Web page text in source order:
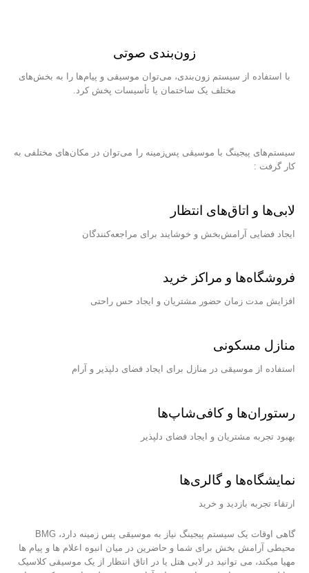
زون‌بندی صوتی
با استفاده از سیستم زون‌بندی، می‌توان موسیقی و پیام‌ها را به بخش‌های
مختلف یک ساختمان یا تأسیسات پخش کرد.
سیستم‌های پیجینگ با موسیقی پس‌زمینه را می‌توان در مکان‌های مختلفی به
کار گرفت :
لابی‌ها و اتاق‌های انتظار
ایجاد فضایی آرامش‌بخش و خوشایند برای مراجعه‌کنندگان
فروشگاه‌ها و مراکز خرید
افزایش مدت زمان حضور مشتریان و ایجاد حس راحتی
منازل مسکونی
استفاده از موسیقی در منازل برای ایجاد فضای دلپذیر و آرام
رستوران‌ها و کافی‌شاپ‌ها
بهبود تجربه مشتریان و ایجاد فضای دلپذیر
نمایشگاه‌ها و گالری‌ها
ارتقاء تجربه بازدید و خرید
گاهی اوقات یک سیستم پیجینگ نیاز به موسیقی پس زمینه دارد، BMG
محیطی آرامش بخش برای شما و حاضرین در میان انبوه اعلام ها و پیام ها
مهیا میکند، می توانید در لابی هتل یا در اتاق انتظار از یک موسیقی کلاسیک